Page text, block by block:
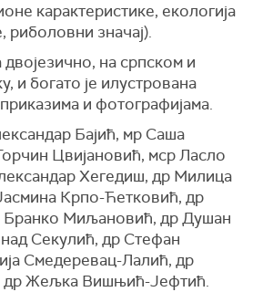
карактеристике, екологија
риболовни значај).
двојезично, на српском и
и богато је илустрована
и фотографијама.
Бајић, мр Саша
Цвијановић, мср Ласло
Хегедиш, др Милица
Крпо-Ћетковић, др
Миљановић, др Душан
Секулић, др Стефан
Смедеревац-Лалић, др
др Жељка Вишњић-Јефтић.